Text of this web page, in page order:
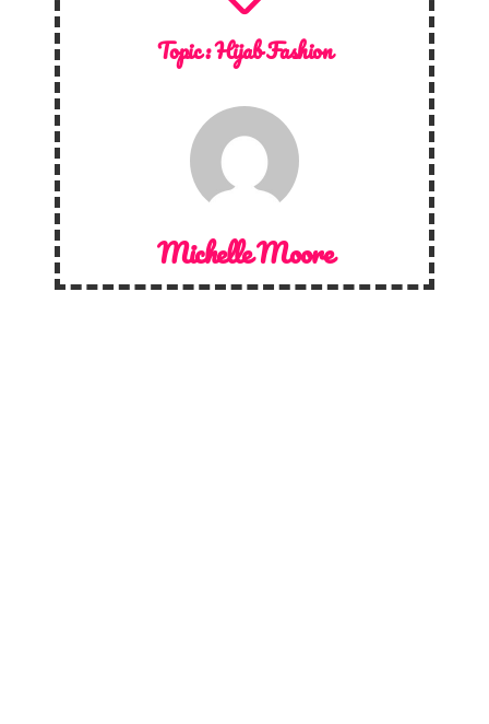
Topic :Hijab Fashion
Michelle Moore